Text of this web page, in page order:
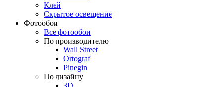
Клей
Скрытое освещение
Фотообои
Все фотообои
По производителю
Wall Street
Ortograf
Pinegin
По дизайну
3D